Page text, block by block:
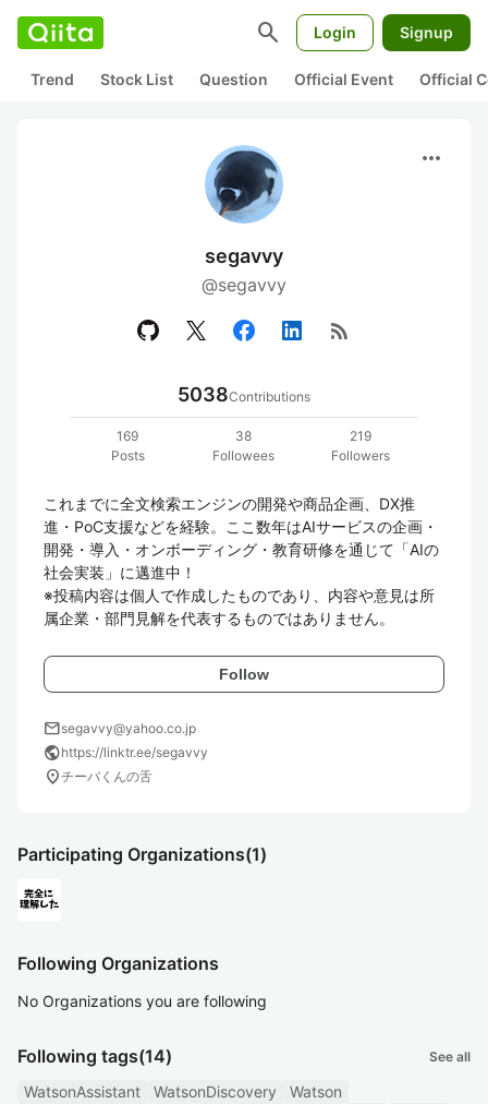
search Login Signup
Trend Stock List Question Official Event Official
more_horiz
segavvy
@segavvy
rss_feed
5038Contributions
169
Posts
38
Followees
219
Followers
これまでに全文検索エンジンの開発や商品企画、DX推
進・PoC支援などを経験。ここ数年はAIサービスの企画・
開発・導入・オンボーディング・教育研修を通じて「AIの
社会実装」に邁進中！
※投稿内容は個人で作成したものであり、内容や意見は所
属企業・部門見解を代表するものではありません。
Follow
mailsegavvy@yahoo.co.jp
publichttps://linktr.ee/segavvy
location_onチーバくんの舌
Participating Organizations(1)
Following Organizations
No Organizations you are following
Following tags(14) See all
WatsonAssistant WatsonDiscovery
Watson